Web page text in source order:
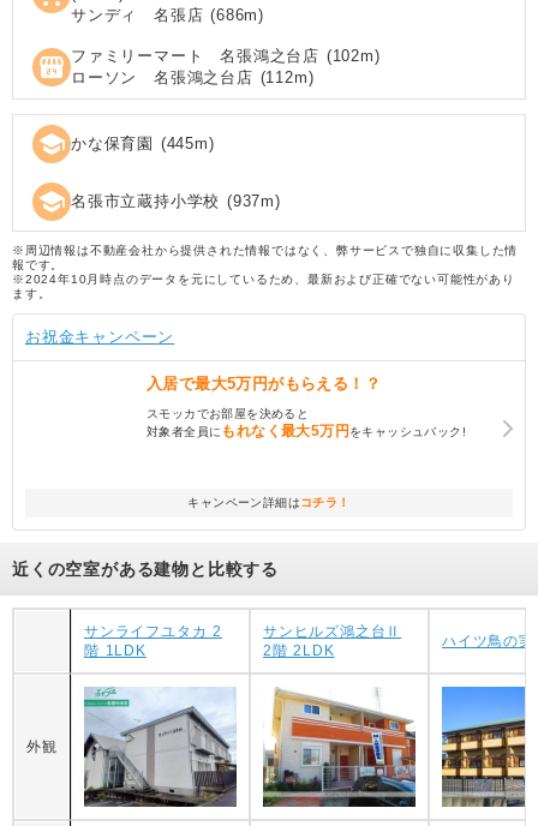
サンディ 名張店 (686m)
local_convenience_store ファミリーマート 名張鴻之台店 (102m)
ローソン 名張鴻之台店 (112m)
school かな保育園 (445m)
school 名張市立蔵持小学校 (937m)
※周辺情報は不動産会社から提供された情報ではなく、弊サービスで独自に収集した情
報です。
※2024年10月時点のデータを元にしているため、最新および正確でない可能性があり
ます。
お祝金キャンペーン
入居で最大5万円がもらえる！？
スモッカでお部屋を決めると
対象者全員に もれなく最大5万円 をキャッシュバック!
キャンペーン詳細はコチラ！
近くの空室がある建物と比較する
サンライフユタカ 2
階 1LDK
サンヒルズ鴻之台Ⅱ
2階 2LDK
ハイツ鳥の
外観